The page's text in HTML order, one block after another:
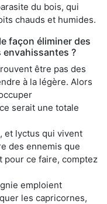
du bois, qui
chauds et humides.
façon éliminer des
?
être pas des
à la légère. Alors
serait une totale
et lyctus qui vivent
des ennemis que
pour ce faire, comptez
emploient
les capricornes,